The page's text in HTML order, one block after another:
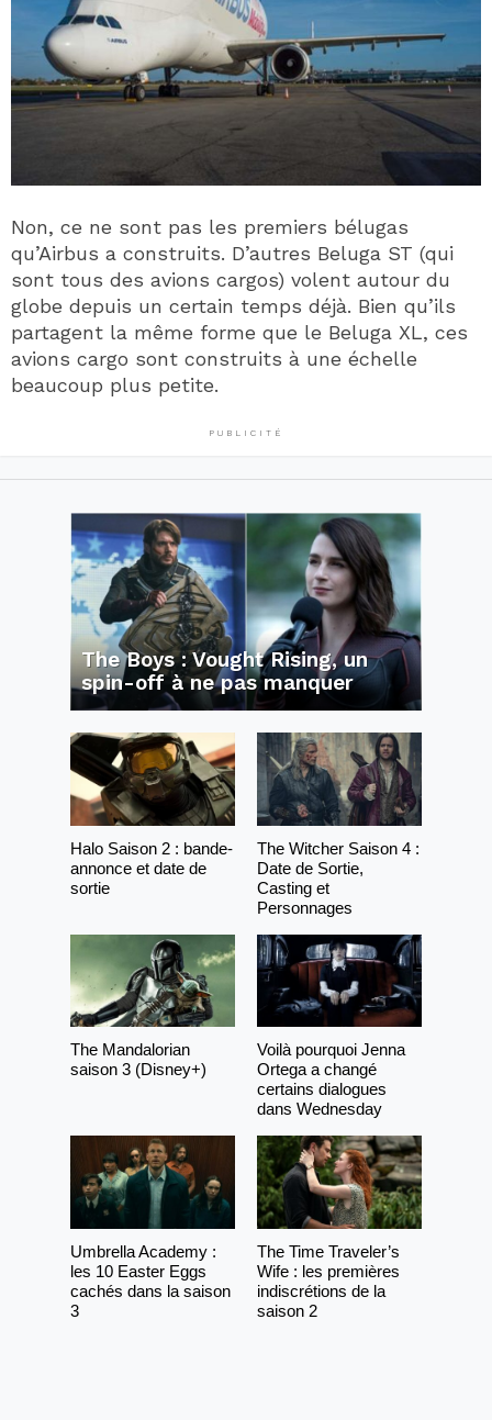
Non, ce ne sont pas les premiers bélugas
qu’Airbus a construits. D’autres Beluga ST (qui
sont tous des avions cargos) volent autour du
globe depuis un certain temps déjà. Bien qu’ils
partagent la même forme que le Beluga XL, ces
avions cargo sont construits à une échelle
beaucoup plus petite.
PUBLICITÉ
The Boys : Vought Rising, un
spin-off à ne pas manquer
Halo Saison 2 : bande-
annonce et date de
sortie
The Witcher Saison 4 :
Date de Sortie,
Casting et
Personnages
The Mandalorian
saison 3 (Disney+)
Voilà pourquoi Jenna
Ortega a changé
certains dialogues
dans Wednesday
Umbrella Academy :
les 10 Easter Eggs
cachés dans la saison
3
The Time Traveler’s
Wife : les premières
indiscrétions de la
saison 2